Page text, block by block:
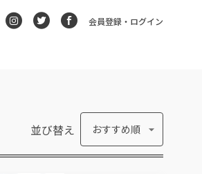
会員登録・ログイン
並び替え おすすめ順